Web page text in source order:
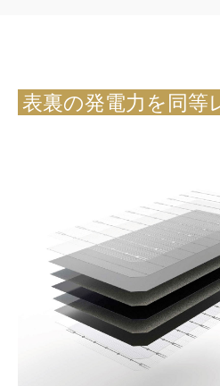
表裏の発電力を同等